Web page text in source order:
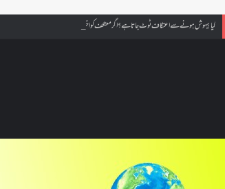
کیا بیہوش ہونے سے اعتکاف ٹوٹ جاتا ہے؟ اگر معتکف کو احتلام ہو جائے تو کیا اس کا اعتکاف ٹوٹ